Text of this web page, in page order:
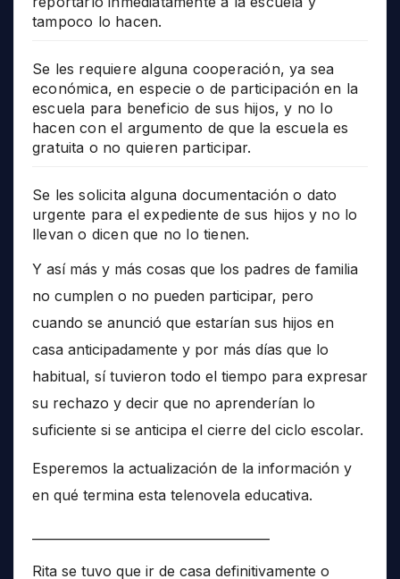
tampoco lo hacen.
Se les requiere alguna cooperación, ya sea
económica, en especie o de participación en la
escuela para beneficio de sus hijos, y no lo
hacen con el argumento de que la escuela es
gratuita o no quieren participar.
Se les solicita alguna documentación o dato
urgente para el expediente de sus hijos y no lo
llevan o dicen que no lo tienen.
Y así más y más cosas que los padres de familia
no cumplen o no pueden participar, pero
cuando se anunció que estarían sus hijos en
casa anticipadamente y por más días que lo
habitual, sí tuvieron todo el tiempo para expresar
su rechazo y decir que no aprenderían lo
suficiente si se anticipa el cierre del ciclo escolar.
Esperemos la actualización de la información y
en qué termina esta telenovela educativa.
Rita se tuvo que ir de casa definitivamente o